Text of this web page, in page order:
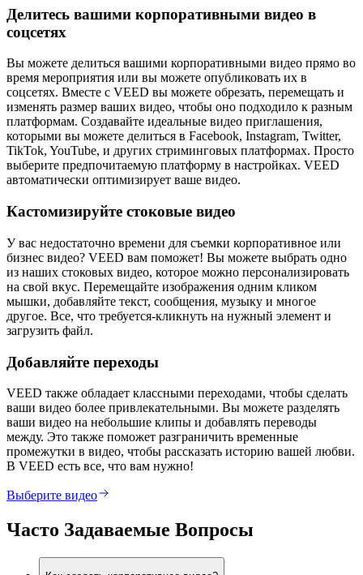
Делитесь вашими корпоративными видео в
соцсетях
Вы можете делиться вашими корпоративными видео прямо во
время мероприятия или вы можете опубликовать их в
соцсетях. Вместе с VEED вы можете обрезать, перемещать и
изменять размер ваших видео, чтобы оно подходило к разным
платформам. Создавайте идеальные видео приглашения,
которыми вы можете делиться в Facebook, Instagram, Twitter,
TikTok, YouTube, и других стриминговых платформах. Просто
выберите предпочитаемую платформу в настройках. VEED
автоматически оптимизирует ваше видео.
Кастомизируйте стоковые видео
У вас недостаточно времени для съемки корпоративное или
бизнес видео? VEED вам поможет! Вы можете выбрать одно
из наших стоковых видео, которое можно персонализировать
на свой вкус. Перемещайте изображения одним кликом
мышки, добавляйте текст, сообщения, музыку и многое
другое. Все, что требуется-кликнуть на нужный элемент и
загрузить файл.
Добавляйте переходы
VEED также обладает классными переходами, чтобы сделать
ваши видео более привлекательными. Вы можете разделять
ваши видео на небольшие клипы и добавлять переводы
между. Это также поможет разграничить временные
промежутки в видео, чтобы рассказать историю вашей любви.
В VEED есть все, что вам нужно!
Выберите видео
Часто Задаваемые Вопросы